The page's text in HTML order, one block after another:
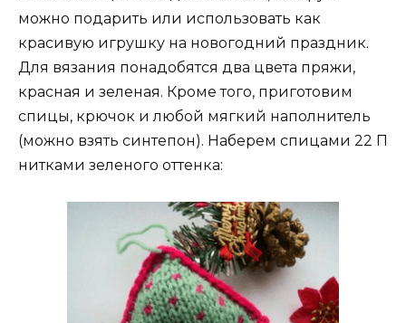
можно подарить или использовать как
красивую игрушку на новогодний праздник.
Для вязания понадобятся два цвета пряжи,
красная и зеленая. Кроме того, приготовим
спицы, крючок и любой мягкий наполнитель
(можно взять синтепон). Наберем спицами 22 П
нитками зеленого оттенка: